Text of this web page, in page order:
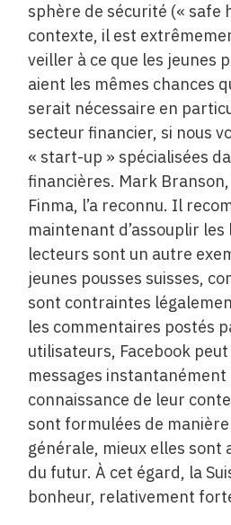
sphère de sécurité (« safe
contexte, il est
veiller à ce que les jeunes
aient les mêmes chances
serait nécessaire en
secteur financier, si nous
« start-up » spécialisées
financières. Mark
Finma, l’a reconnu. Il
maintenant d’assouplir
lecteurs sont un autre
jeunes pousses suisses,
sont contraintes
les commentaires postés
utilisateurs, Facebook
messages
connaissance de leur
sont formulées de
générale, mieux elles sont
du futur. À cet égard, la
bonheur, relativement